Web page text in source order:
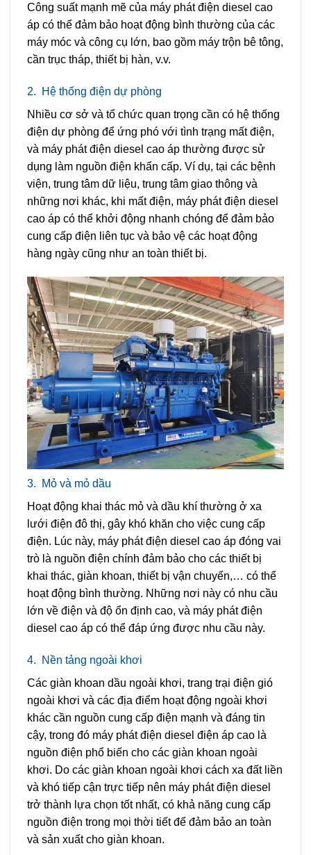
Công suất mạnh mẽ của máy phát điện diesel cao
áp có thể đảm bảo hoạt động bình thường của các
máy móc và công cụ lớn, bao gồm máy trộn bê tông,
cần trục tháp, thiết bị hàn, v.v.
2.
Hệ thống điện dự phòng
Nhiều cơ sở và tổ chức quan trọng cần có hệ thống
điện dự phòng để ứng phó với tình trạng mất điện,
và máy phát điện diesel cao áp thường được sử
dụng làm nguồn điện khẩn cấp. Ví dụ, tại các bệnh
viện, trung tâm dữ liệu, trung tâm giao thông và
những nơi khác, khi mất điện, máy phát điện diesel
cao áp có thể khởi động nhanh chóng để đảm bảo
cung cấp điện liên tục và bảo vệ các hoạt động
hàng ngày cũng như an toàn thiết bị.
3.
Mỏ và mỏ dầu
Hoạt động khai thác mỏ và dầu khí thường ở xa
lưới điện đô thị, gây khó khăn cho việc cung cấp
điện. Lúc này, máy phát điện diesel cao áp đóng vai
trò là nguồn điện chính đảm bảo cho các thiết bị
khai thác, giàn khoan, thiết bị vận chuyển,… có thể
hoạt động bình thường. Những nơi này có nhu cầu
lớn về điện và độ ổn định cao, và máy phát điện
diesel cao áp có thể đáp ứng được nhu cầu này.
4.
Nền tảng ngoài khơi
Các giàn khoan dầu ngoài khơi, trang trại điện gió
ngoài khơi và các địa điểm hoạt động ngoài khơi
khác cần nguồn cung cấp điện mạnh và đáng tin
cậy, trong đó máy phát điện diesel điện áp cao là
nguồn điện phổ biến cho các giàn khoan ngoài
khơi. Do các giàn khoan ngoài khơi cách xa đất liền
và khó tiếp cận trực tiếp nên máy phát điện diesel
trở thành lựa chọn tốt nhất, có khả năng cung cấp
nguồn điện trong mọi thời tiết để đảm bảo an toàn
và sản xuất cho giàn khoan.